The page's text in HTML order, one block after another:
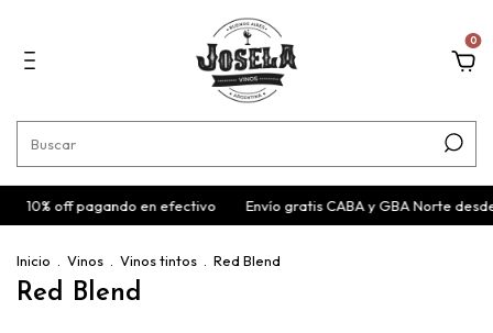
0
10% off pagando en efectivo Envío gratis CABA y GBA Norte
Inicio Vinos Vinos tintos Red Blend
Red Blend